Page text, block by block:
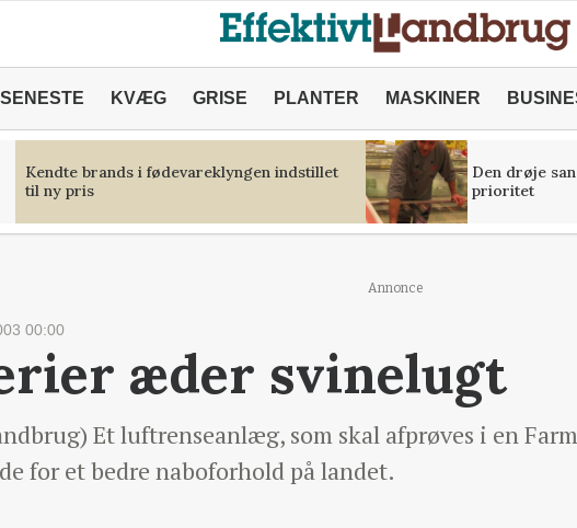
SENESTE KVÆG GRISE PLANTER MASKINER
Kendte brands i fødevareklyngen indstillet
til ny pris
Den drøje
prioritet
Annonce
00:00
æder svinelugt
Et luftrenseanlæg, som skal afprøves i en
for et bedre naboforhold på landet.